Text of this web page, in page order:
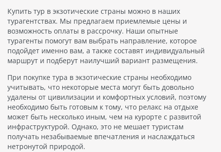
Купить тур в экзотические страны можно в наших
турагентствах. Мы предлагаем приемлемые цены и
возможность оплаты в рассрочку. Наши опытные
турагенты помогут вам выбрать направление, которое
подойдет именно вам, а также составят индивидуальный
маршрут и подберут наилучший вариант размещения.
При покупке тура в экзотические страны необходимо
учитывать, что некоторые места могут быть довольно
удалены от цивилизации и комфортных условий, поэтому
необходимо быть готовым к тому, что релакс на отдыхе
может быть несколько иным, чем на курорте с развитой
инфраструктурой. Однако, это не мешает туристам
получать незабываемые впечатления и наслаждаться
нетронутой природой.